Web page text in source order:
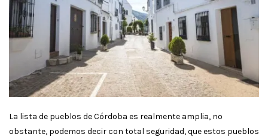
La lista de pueblos de Córdoba es realmente amplia, no
obstante, podemos decir con total seguridad, que estos pueblos